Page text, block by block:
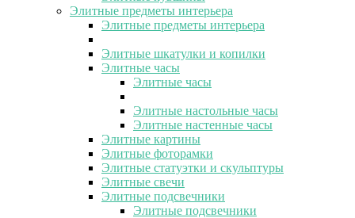
Элитные предметы интерьера
Элитные предметы интерьера
Элитные шкатулки и копилки
Элитные часы
Элитные часы
Элитные настольные часы
Элитные настенные часы
Элитные картины
Элитные фоторамки
Элитные статуэтки и скульптуры
Элитные свечи
Элитные подсвечники
Элитные подсвечники